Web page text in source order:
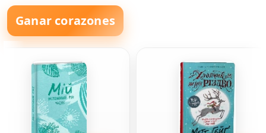
Ganar corazones